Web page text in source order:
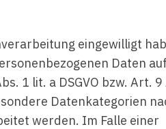
eingewilligt
Daten
1 lit. a DSGVO bzw. Art. 9
Datenkategorien
werden. Im Falle einer